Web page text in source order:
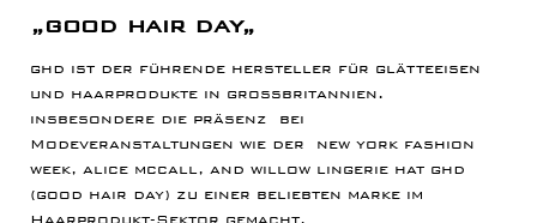
„good hair day„
ghd ist der führende hersteller für glätteeisen
und haarprodukte in großbritannien.
insbesondere die präsenz bei
Modeveranstaltungen wie der new york fashion
week, alice mccall, and willow lingerie hat ghd
(good hair day) zu einer beliebten marke im
Haarprodukt-Sektor gemacht.